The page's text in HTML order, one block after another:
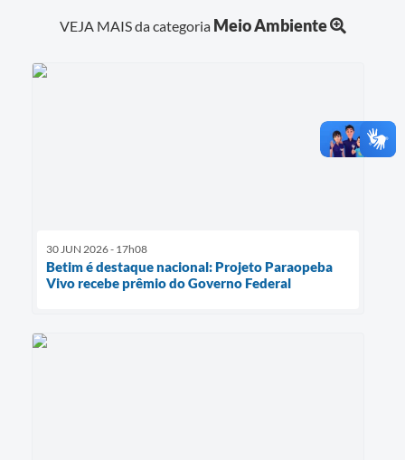
VEJA MAIS da categoria Meio Ambiente
30 JUN 2026 - 17h08
Betim é destaque nacional: Projeto Paraopeba
Vivo recebe prêmio do Governo Federal